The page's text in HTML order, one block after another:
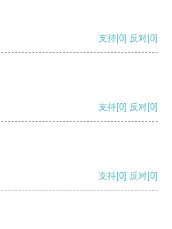
支持[0] 反对[0]
支持[0] 反对[0]
支持[0] 反对[0]